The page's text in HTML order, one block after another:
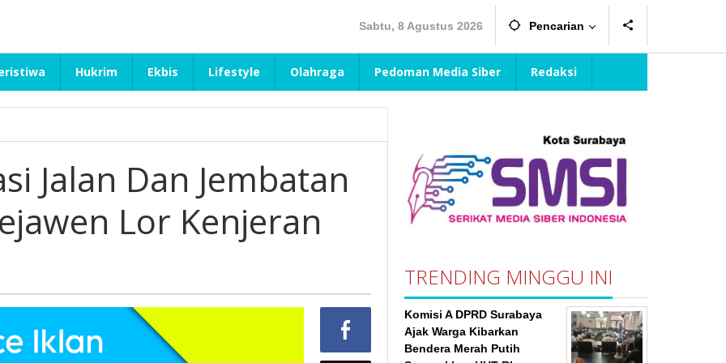
Sabtu, 8 Agustus 2026 Pencarian
Hukrim Ekbis Lifestyle Olahraga Pedoman Media Siber Redaksi
Jalan Dan Jembatan
Lor Kenjeran
TRENDING MINGGU INI
Komisi A DPRD Surabaya
Ajak Warga Kibarkan
Bendera Merah Putih